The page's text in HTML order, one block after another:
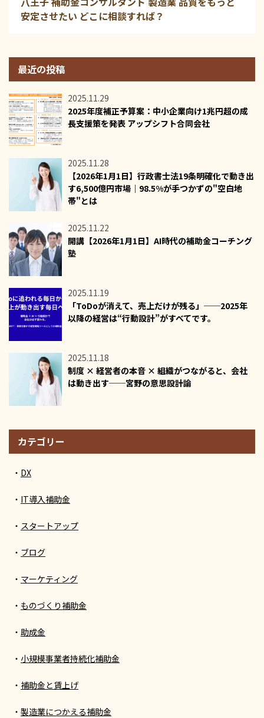
安定させたい どこに相談すれば？
最近の投稿
2025.11.29
2025年度補正予算案：中小企業向け1兆円超の成
長支援策を発表 アップシフト合同会社
2025.11.28
【2026年1月1日】行政書士法19条明確化で動き出
す6,500億円市場｜98.5%が手つかずの"空白地
帯"とは
2025.11.22
開講【2026年1月1日】AI時代の補助金コーチング
塾
2025.11.19
「ToDoが消えて、売上だけが残る」──2025年
以降の経営は“行動設計”がすべてです。
2025.11.18
制度 × 経営者の本音 × 組織がつながると、会社
は動き出す──宮野の意思設計論
カテゴリー
DX
IT導入補助金
スタートアップ
ブログ
マーケティング
ものづくり補助金
助成金
小規模事業者持続化補助金
補助金と賃上げ
製造業につかえる補助金